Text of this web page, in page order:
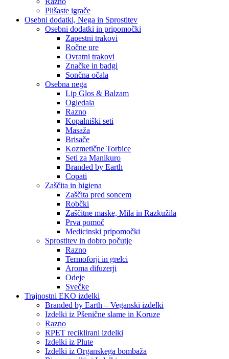
Plišaste igrače
Osebni dodatki, Nega in Sprostitev
Osebni dodatki in pripomočki
Zapestni trakovi
Ročne ure
Ovratni trakovi
Značke in badgi
Sončna očala
Osebna nega
Lip Glos & Balzam
Ogledala
Razno
Kopalniški seti
Masaža
Brisače
Kozmetične Torbice
Seti za Manikuro
Branded by Earth
Copati
Zaščita in higiena
Zaščita pred soncem
Robčki
Zaščitne maske, Mila in Razkužila
Prva pomoč
Medicinski pripomočki
Sprostitev in dobro počutje
Razno
Termoforji in grelci
Aroma difuzerji
Odeje
Svečke
Trajnostni EKO izdelki
Branded by Earth – Veganski izdelki
Izdelki iz Pšenične slame in Koruze
Razno
RPET reciklirani izdelki
Izdelki iz Plute
Izdelki iz Organskega bombaža